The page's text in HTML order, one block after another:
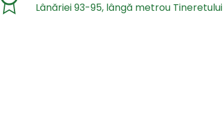
Lânăriei 93-95, lângă metrou Tineretului